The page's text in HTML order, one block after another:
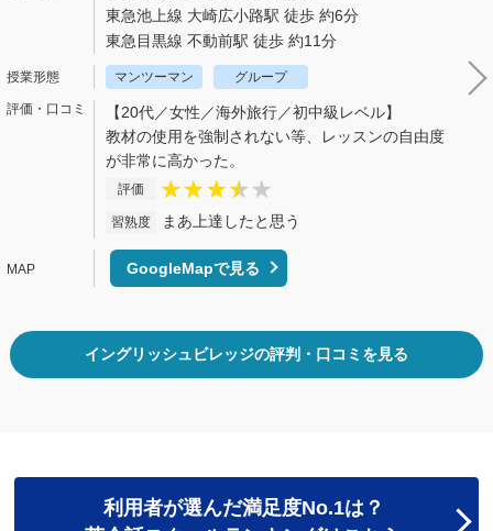
東急池上線 大崎広小路駅 徒歩 約6分
東急目黒線 不動前駅 徒歩 約11分
マンツーマン グループ
【20代／女性／海外旅行／初中級レベル】
教材の使用を強制されない等、レッスンの自由度
が非常に高かった。
評価
習熟度 まあ上達したと思う
GoogleMapで見る
イングリッシュビレッジの評判・口コミを見る
利用者が選んだ満足度No.1は？